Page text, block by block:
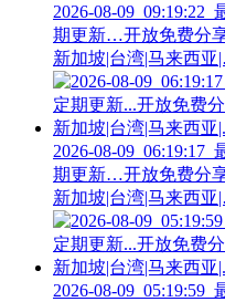
2026-08-
期更新…开放免费分
新加坡|台湾|马来西
2026-08-
期更新…开放免费分
新加坡|台湾|马来西
2026-08-